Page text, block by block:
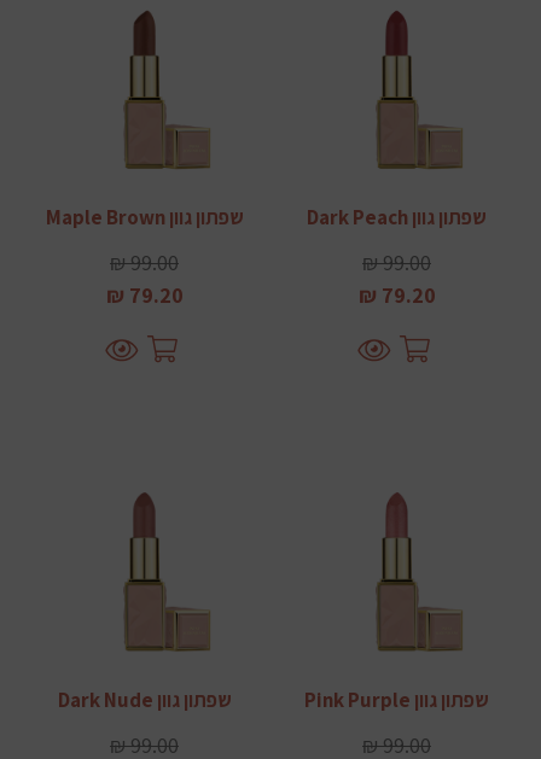
שפתון גוון Dark Peach
99.00 ₪
79.20 ₪
שפתון גוון Maple Brown
99.00 ₪
79.20 ₪
שפתון גוון Pink Purple
99.00 ₪
שפתון גוון Dark Nude
99.00 ₪